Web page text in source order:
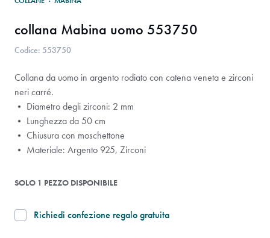
collana Mabina uomo 553750
Codice: 553750
Collana da uomo in argento rodiato con catena veneta e zirconi
neri carré.
• Diametro degli zirconi: 2 mm
• Lunghezza da 50 cm
• Chiusura con moschettone
• Materiale: Argento 925, Zirconi
SOLO 1 PEZZO DISPONIBILE
Richiedi confezione regalo gratuita